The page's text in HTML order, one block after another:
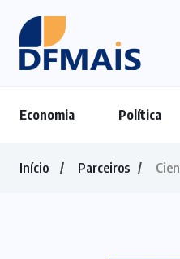
Economia Política
Início Parceiros